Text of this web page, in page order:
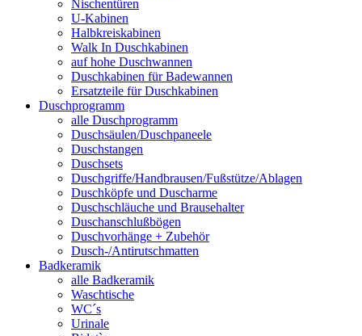
Nischentüren
U-Kabinen
Halbkreiskabinen
Walk In Duschkabinen
auf hohe Duschwannen
Duschkabinen für Badewannen
Ersatzteile für Duschkabinen
Duschprogramm
alle Duschprogramm
Duschsäulen/Duschpaneele
Duschstangen
Duschsets
Duschgriffe/Handbrausen/Fußstütze/Ablagen
Duschköpfe und Duscharme
Duschschläuche und Brausehalter
Duschanschlußbögen
Duschvorhänge + Zubehör
Dusch-/Antirutschmatten
Badkeramik
alle Badkeramik
Waschtische
WC´s
Urinale